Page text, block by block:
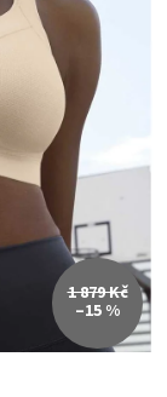
1 879 Kč
–15 %